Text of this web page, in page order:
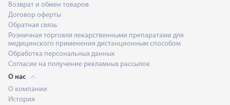
Возврат и обмен товаров
Договор оферты
Обратная связь
Розничная торговля лекарственными препаратами для
медицинского применения дистанционным способом
Обработка персональных данных
Согласие на получение рекламных рассылок
О нас
О компании
История